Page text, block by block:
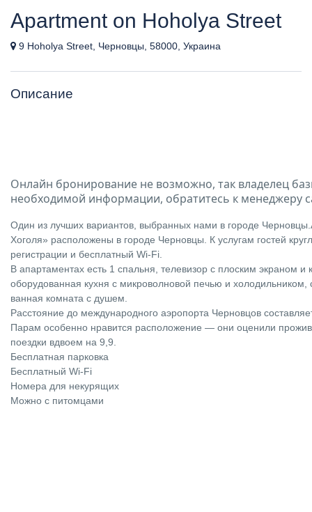
Apartment on Hoholya Street
9 Hoholya Street, Черновцы, 58000, Украина
Описание
Онлайн бронирование не возможно, так владелец
необходимой информации, обратитесь к менеджеру
Один из лучших вариантов, выбранных нами в городе
Хоголя» расположены в городе Черновцы. К услугам гостей
регистрации и бесплатный Wi-Fi.
В апартаментах есть 1 спальня, телевизор с плоским экраном
оборудованная кухня с микроволновой печью и
ванная комната с душем.
Расстояние до международного аэропорта Черновцов
Парам особенно нравится расположение — они оценили
поездки вдвоем на 9,9.
Бесплатная парковка
Бесплатный Wi-Fi
Номера для некурящих
Можно с питомцами